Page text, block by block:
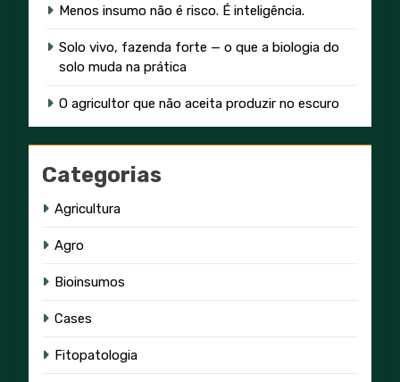
Menos insumo não é risco. É inteligência.
Solo vivo, fazenda forte — o que a biologia do
solo muda na prática
O agricultor que não aceita produzir no escuro
Categorias
Agricultura
Agro
Bioinsumos
Cases
Fitopatologia